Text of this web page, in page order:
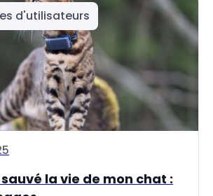
d'utilisateurs
la vie de mon chat :